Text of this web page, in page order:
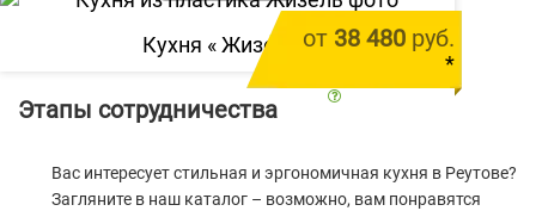
от 38 480 руб.
*
Кухня «Жизель »
Этапы сотрудничества
Вас интересует стильная и эргономичная кухня в Реутове?
Загляните в наш каталог – возможно, вам понравятся